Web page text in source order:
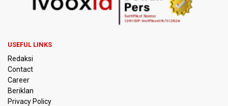
KPK Sebut Pejabat Kemenhut Diduga Menerima 12.500
Dolar Singapura dari Bupati Kuantan Singingi Nonaktif
Amnesty International Desak Hentikan Sementara dan
Massal
Harga Telur dan Daging Ayam Masih Tertekan,
Pemerintah Diminta Lindungi Peternak Kecil
USEFUL LINKS
Redaksi
Contact
Career
Beriklan
Privacy Policy